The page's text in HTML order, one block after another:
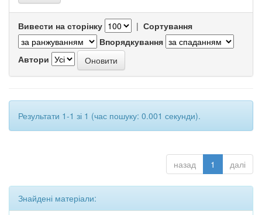
Вивести на сторінку | Сортування
Впорядкування
Автори
Результати 1-1 зі 1 (час пошуку: 0.001 секунди).
назад 1 далі
Знайдені матеріали: